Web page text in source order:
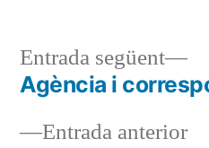
Navegació
Entrada anterior
Entrada següent
Agència i